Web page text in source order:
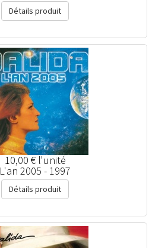
Détails produit
10,00 € l'unité
L'an 2005 - 1997
Détails produit